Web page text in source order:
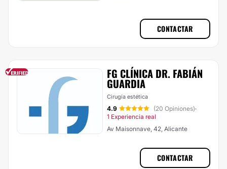
CONTACTAR
FG CLÍNICA DR. FABIÁN
GUARDIA
Cirugía estética
4.9 (20 Opiniones)·
1 Experiencia real
Av Maisonnave, 42, Alicante
CONTACTAR